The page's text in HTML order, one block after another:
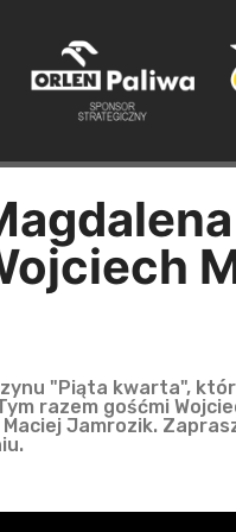
"Piąta kwarta",
razem gośćmi
Jamrozik.